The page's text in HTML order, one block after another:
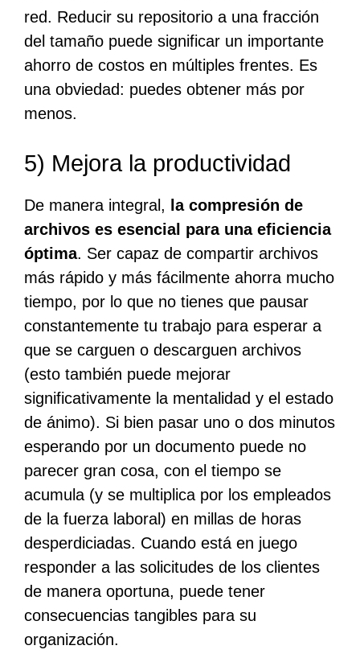
red. Reducir su repositorio a una fracción
del tamaño puede significar un importante
ahorro de costos en múltiples frentes. Es
una obviedad: puedes obtener más por
menos.
5) Mejora la productividad
De manera integral,
la compresión de
archivos es esencial para una eficiencia
óptima. Ser capaz de compartir archivos
más rápido y más fácilmente ahorra mucho
tiempo, por lo que no tienes que pausar
constantemente tu trabajo para esperar a
que se carguen o descarguen archivos
(esto también puede mejorar
significativamente la mentalidad y el estado
de ánimo). Si bien pasar uno o dos minutos
esperando por un documento puede no
parecer gran cosa, con el tiempo se
acumula (y se multiplica por los empleados
de la fuerza laboral) en millas de horas
desperdiciadas. Cuando está en juego
responder a las solicitudes de los clientes
de manera oportuna, puede tener
consecuencias tangibles para su
organización.